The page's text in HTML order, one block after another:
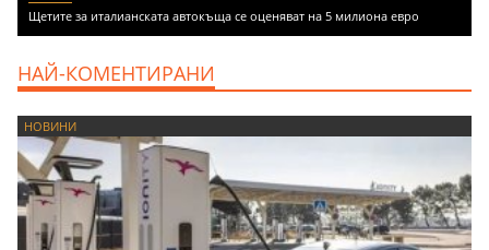
Щетите за италианската автокъща се оценяват на 5 милиона евро
НАЙ-КОМЕНТИРАНИ
НОВИНИ